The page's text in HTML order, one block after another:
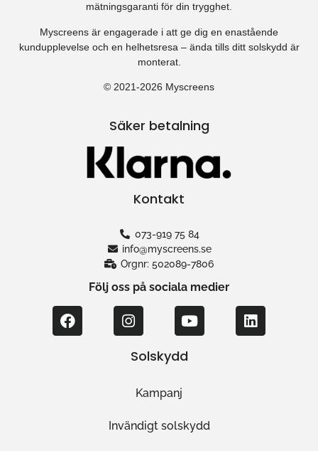
mätningsgaranti för din trygghet.
Myscreens är engagerade i att ge dig en enastående
kundupplevelse och en helhetsresa – ända tills ditt solskydd är
monterat.
© 2021-2026 Myscreens
Säker betalning
Kontakt
073-919 75 84
info@myscreens.se
Orgnr: 502089-7806
Följ oss på sociala medier
Solskydd
Kampanj
Invändigt solskydd